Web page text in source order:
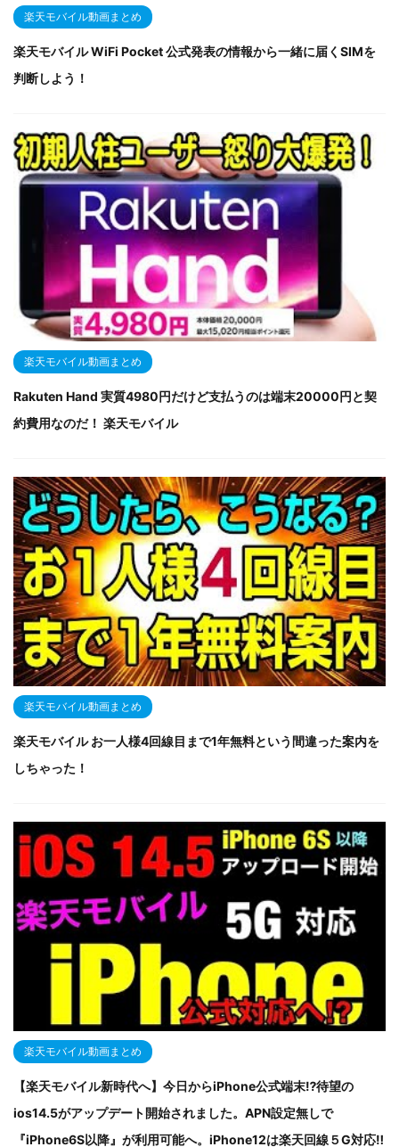
楽天モバイル動画まとめ
楽天モバイル WiFi Pocket 公式発表の情報から一緒に届くSIMを
判断しよう！
楽天モバイル動画まとめ
Rakuten Hand 実質4980円だけど支払うのは端末20000円と契
約費用なのだ！ 楽天モバイル
楽天モバイル動画まとめ
楽天モバイル お一人様4回線目まで1年無料という間違った案内を
しちゃった！
楽天モバイル動画まとめ
【楽天モバイル新時代へ】今日からiPhone公式端末⁉待望の
ios14.5がアップデート開始されました。APN設定無しで
『iPhone6S以降』が利用可能へ。iPhone12は楽天回線５G対応‼